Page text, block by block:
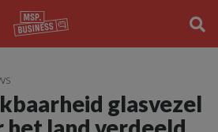
glasvezel